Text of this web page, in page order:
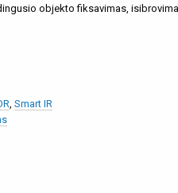
objekto fiksavimas,
, Smart IR